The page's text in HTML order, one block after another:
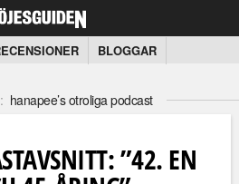
BLOGGAR
hanapee’s otroliga podcast
”42. EN